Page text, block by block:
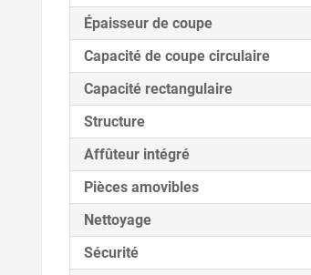
Épaisseur de coupe
Capacité de coupe circulaire
Capacité rectangulaire
Structure
Affûteur intégré
Pièces amovibles
Nettoyage
Sécurité